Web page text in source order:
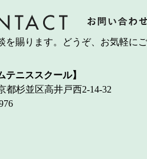
を賜ります。どうぞ、お気軽に
テニススクール】
都杉並区高井戸西2-14-32